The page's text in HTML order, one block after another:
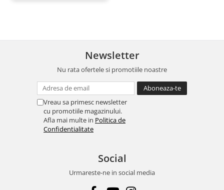
Newsletter
Nu rata ofertele si promotiile noastre
Vreau sa primesc newsletter
cu promotiile magazinului.
Afla mai multe in Politica de
Confidentialitate
Social
Urmareste-ne in social media